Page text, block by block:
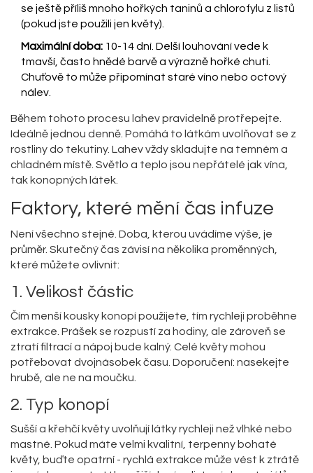
se ještě příliš mnoho hořkých taninů a chlorofylu z listů
(pokud jste použili jen květy).
Maximální doba: 10-14 dní. Delší louhování vede k
tmavší, často hnědé barvě a výrazně hořké chuti.
Chuťově to může připomínat staré víno nebo octový
nálev.
Během tohoto procesu lahev pravidelně protřepejte.
Ideálně jednou denně. Pomáhá to látkám uvolňovat se z
rostliny do tekutiny. Lahev vždy skladujte na temném a
chladném místě. Světlo a teplo jsou nepřátelé jak vína,
tak konopných látek.
Faktory, které mění čas infuze
Není všechno stejné. Doba, kterou uvádíme výše, je
průměr. Skutečný čas závisí na několika proměnných,
které můžete ovlivnit:
1. Velikost částic
Čím menší kousky konopí použijete, tím rychleji proběhne
extrakce. Prášek se rozpustí za hodiny, ale zároveň se
ztratí filtrací a nápoj bude kalný. Celé květy mohou
potřebovat dvojnásobek času. Doporučení: nasekejte
hrubě, ale ne na moučku.
2. Typ konopí
Sušší a křehčí květy uvolňují látky rychleji než vlhké nebo
mastné. Pokud máte velmi kvalitní, terpenny bohaté
květy, buďte opatrní - rychlá extrakce může vést k ztrátě